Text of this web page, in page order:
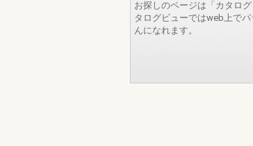
お探しのページは「カタロ
タログビューではweb上で
んになれます。